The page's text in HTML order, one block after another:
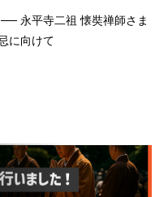
永平寺二祖 懐奘禅師さま
に向けて